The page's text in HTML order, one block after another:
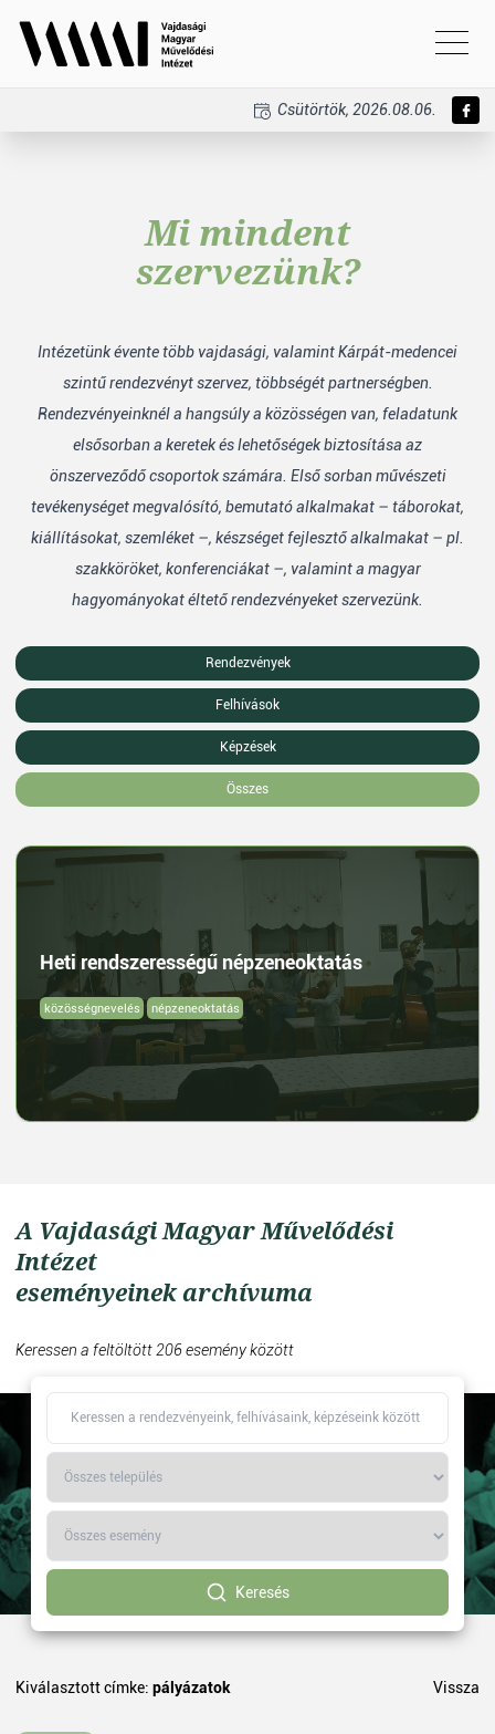
Csütörtök, 2026.08.06.
Mi mindent
szervezünk?
Intézetünk évente több vajdasági, valamint Kárpát-medencei
szintű rendezvényt szervez, többségét partnerségben.
Rendezvényeinknél a hangsúly a közösségen van, feladatunk
elsősorban a keretek és lehetőségek biztosítása az
önszerveződő csoportok számára. Első sorban művészeti
tevékenységet megvalósító, bemutató alkalmakat – táborokat,
kiállításokat, szemléket –, készséget fejlesztő alkalmakat – pl.
szakköröket, konferenciákat –, valamint a magyar
hagyományokat éltető rendezvényeket szervezünk.
Rendezvények
Felhívások
Képzések
Összes
Heti rendszerességű népzeneoktatás
közösségnevelés népzeneoktatás
A Vajdasági Magyar Művelődési
Intézet
eseményeinek archívuma
Keressen a feltöltött 206 esemény között
Keresés
Kiválasztott címke: pályázatok Vissza